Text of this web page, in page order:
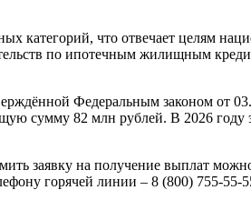
категорий, что отвечает целям
по ипотечным жилищным
Федеральным законом от
сумму 82 млн рублей. В 2026 году
заявку на получение выплат
горячей линии – 8 (800) 755-55-